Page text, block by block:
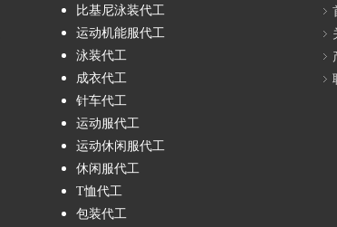
比基尼泳装代工
运动机能服代工
泳装代工
成衣代工
针车代工
运动服代工
运动休闲服代工
休闲服代工
T恤代工
包装代工